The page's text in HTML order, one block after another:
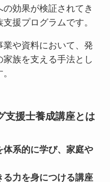
効果が検証されてき
援プログラムです。
業や資料において、発
族を支える手法とし
支援士養成講座とは
系的に学び、家庭や
力を身につける講座